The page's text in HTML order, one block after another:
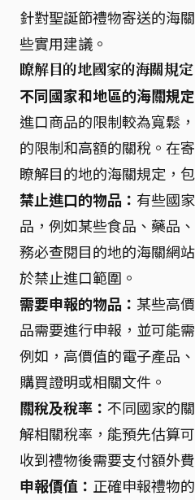
針對聖誕節禮物寄送的海
些實用建議。
瞭解目的地國家的海關規定
不同國家和地區的海關規
進口商品的限制較為寬鬆
的限制和高額的關稅。在
瞭解目的地的海關規定，
禁止進口的物品： 有些國
品，例如某些食品、藥品
務必查閱目的地的海關網
於禁止進口範圍。
需要申報的物品： 某些高
品需要進行申報，並可能
例如，高價值的電子產品
購買證明或相關文件。
關稅及稅率： 不同國家的
解相關稅率，能預先估算
收到禮物後需要支付額外
申報價值： 正確申報禮物